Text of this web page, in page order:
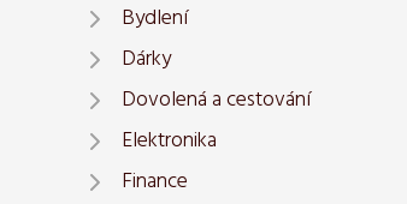
Bydlení
Dárky
Dovolená a cestování
Elektronika
Finance